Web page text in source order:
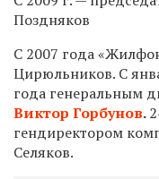
Поздняков
С 2007 года
Цирюльников. С
года генеральным
Виктор Горбунов.
гендиректором
Селяков.